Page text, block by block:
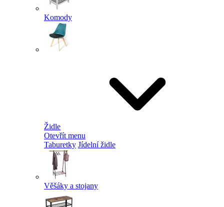
Komody
Židle
Otevřít menu
Taburetky Jídelní židle
Věšáky a stojany